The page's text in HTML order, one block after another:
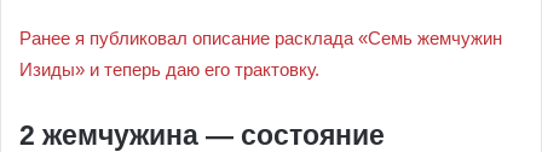
Ранее я публиковал описание расклада «Семь жемчужин
Изиды» и теперь даю его трактовку.
2 жемчужина — состояние